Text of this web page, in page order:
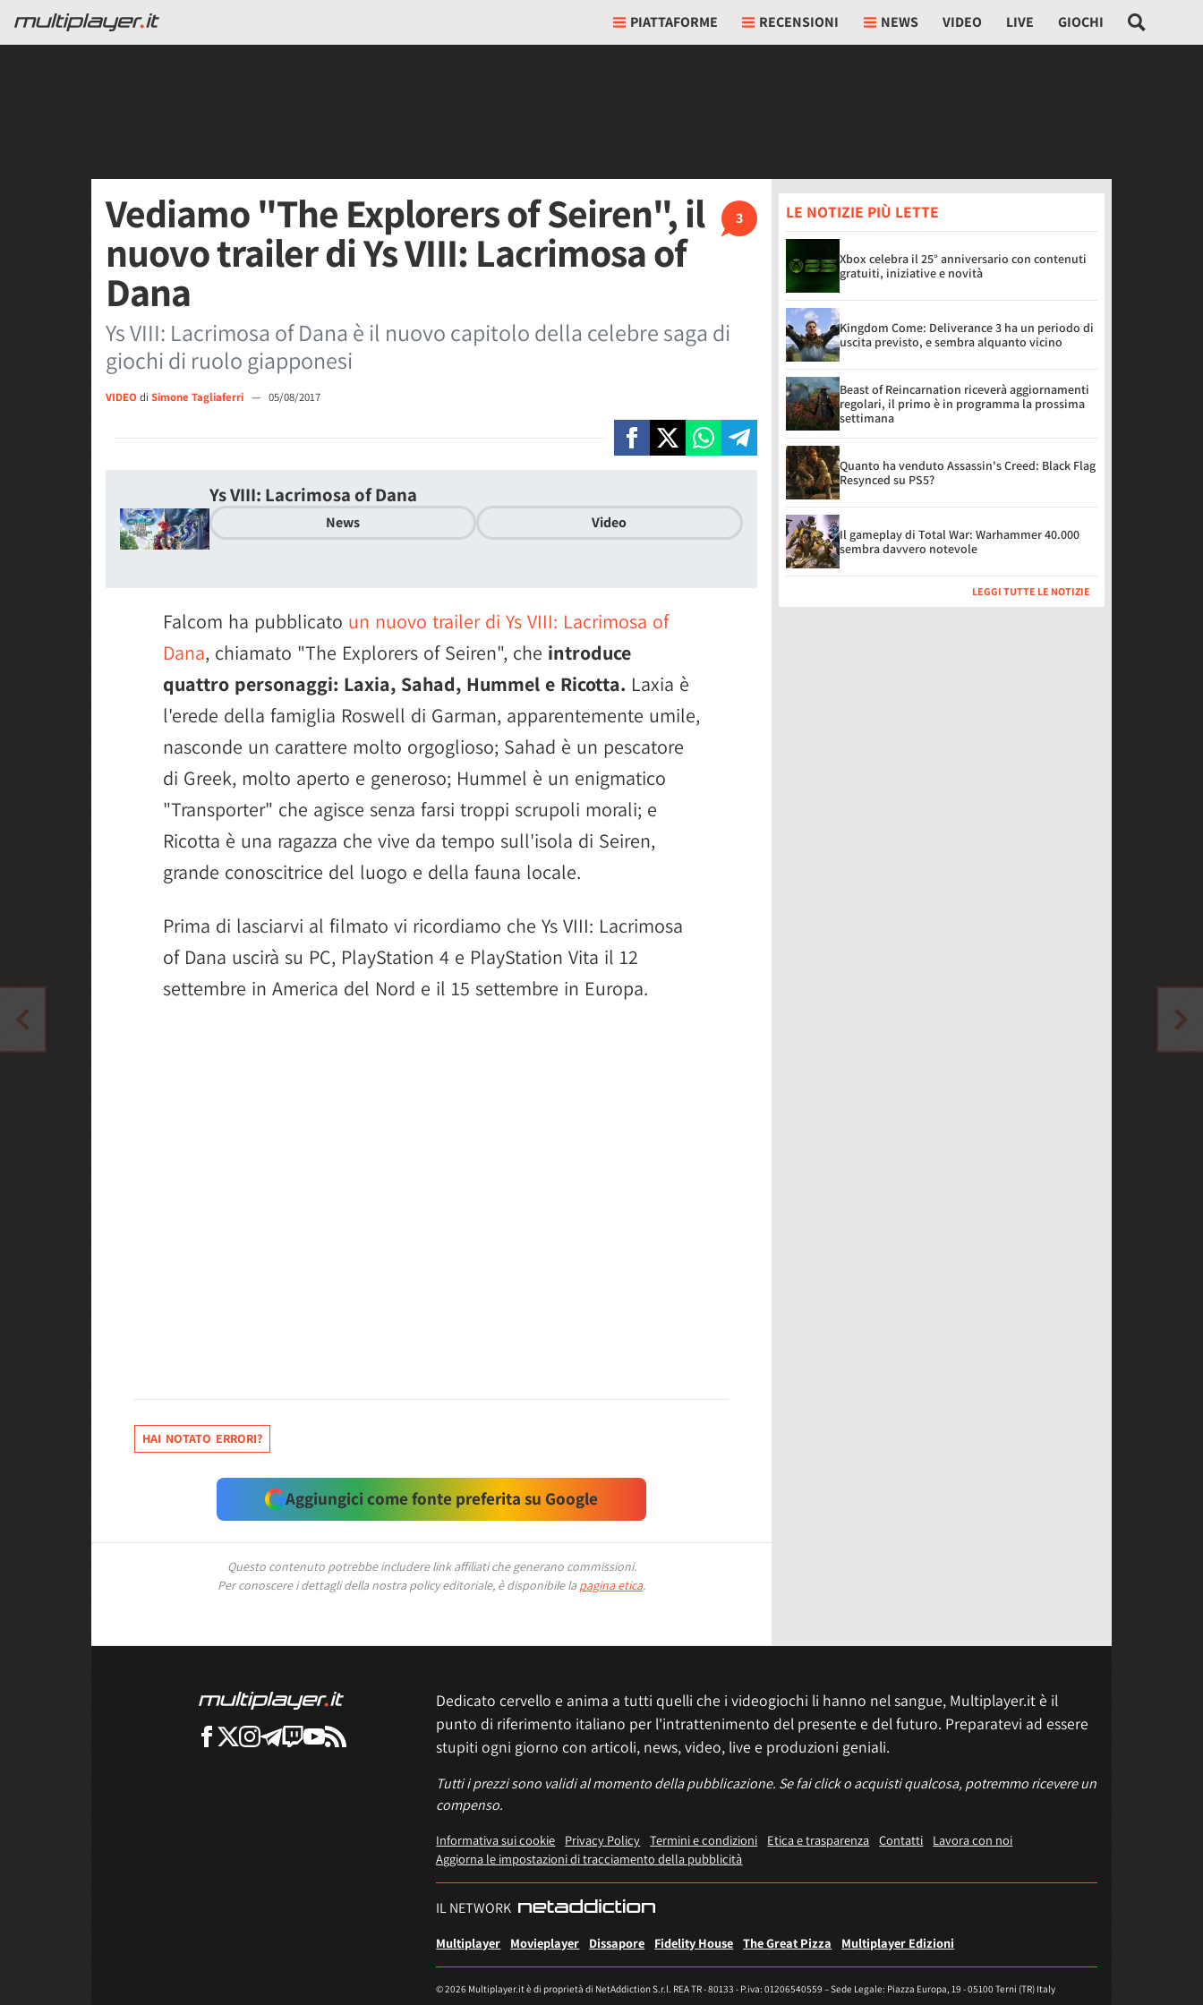
PIATTAFORME RECENSIONI NEWS VIDEO LIVE GIOCHI
3
Vediamo "The Explorers of Seiren", il
nuovo trailer di Ys VIII: Lacrimosa of
Dana
Ys VIII: Lacrimosa of Dana è il nuovo capitolo della celebre saga di
giochi di ruolo giapponesi
VIDEO di Simone Tagliaferri — 05/08/2017
Ys VIII: Lacrimosa of Dana
News Video
Falcom ha pubblicato un nuovo trailer di Ys VIII: Lacrimosa of
Dana, chiamato "The Explorers of Seiren", che introduce
quattro personaggi: Laxia, Sahad, Hummel e Ricotta. Laxia è
l'erede della famiglia Roswell di Garman, apparentemente umile,
nasconde un carattere molto orgoglioso; Sahad è un pescatore
di Greek, molto aperto e generoso; Hummel è un enigmatico
"Transporter" che agisce senza farsi troppi scrupoli morali; e
Ricotta è una ragazza che vive da tempo sull'isola di Seiren,
grande conoscitrice del luogo e della fauna locale.
Prima di lasciarvi al filmato vi ricordiamo che Ys VIII: Lacrimosa
of Dana uscirà su PC, PlayStation 4 e PlayStation Vita il 12
settembre in America del Nord e il 15 settembre in Europa.
HAI NOTATO ERRORI?
Aggiungici come fonte preferita su Google
Questo contenuto potrebbe includere link affiliati che generano commissioni.
Per conoscere i dettagli della nostra policy editoriale, è disponibile la pagina etica.
LE NOTIZIE PIÙ LETTE
Xbox celebra il 25° anniversario con contenuti
gratuiti, iniziative e novità
Kingdom Come: Deliverance 3 ha un periodo di
uscita previsto, e sembra alquanto vicino
Beast of Reincarnation riceverà aggiornamenti
regolari, il primo è in programma la prossima
settimana
Quanto ha venduto Assassin's Creed: Black Flag
Resynced su PS5?
Il gameplay di Total War: Warhammer 40.000
sembra davvero notevole
LEGGI TUTTE LE NOTIZIE
Dedicato cervello e anima a tutti quelli che i videogiochi li hanno nel sangue, Multiplayer.it è il
punto di riferimento italiano per l'intrattenimento del presente e del futuro. Preparatevi ad essere
stupiti ogni giorno con articoli, news, video, live e produzioni geniali.
Tutti i prezzi sono validi al momento della pubblicazione. Se fai click o acquisti qualcosa, potremmo ricevere un
compenso.
Informativa sui cookie Privacy Policy Termini e condizioni Etica e trasparenza Contatti
Lavora con noi
Aggiorna le impostazioni di tracciamento della pubblicità
IL NETWORK
Multiplayer Movieplayer Dissapore Fidelity House The Great Pizza Multiplayer Edizioni
© 2026 Multiplayer.it è di proprietà di NetAddiction S.r.l. REA TR - 80133 - P.iva: 01206540559 – Sede Legale: Piazza Europa, 19 - 05100 Terni (TR) Italy